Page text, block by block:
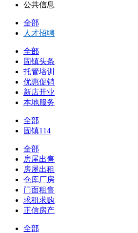
公共信息
全部
人才招聘
全部
固镇头条
托管培训
优惠促销
新店开业
本地服务
全部
固镇114
全部
房屋出售
房屋出租
仓库厂房
门面租售
求租求购
正信房产
全部